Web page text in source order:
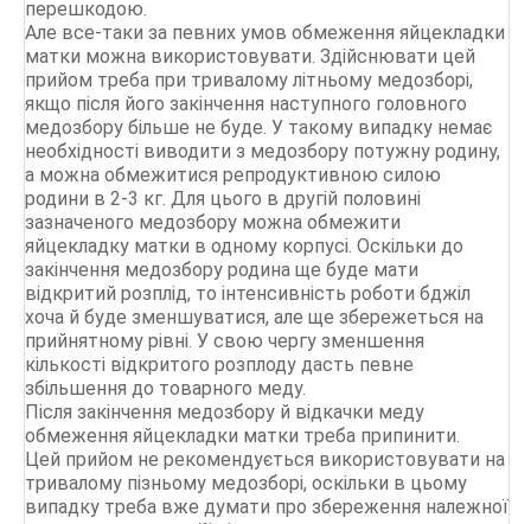
перешкодою.
Але все-таки за певних умов обмеження яйцекладки
матки можна використовувати. Здійснювати цей
прийом треба при тривалому літньому медозборі,
якщо після його закінчення наступного головного
медозбору більше не буде. У такому випадку немає
необхідності виводити з медозбору потужну родину,
а можна обмежитися репродуктивною силою
родини в 2-3 кг. Для цього в другій половині
зазначеного медозбору можна обмежити
яйцекладку матки в одному корпусі. Оскільки до
закінчення медозбору родина ще буде мати
відкритий розплід, то інтенсивність роботи бджіл
хоча й буде зменшуватися, але ще збережеться на
прийнятному рівні. У свою чергу зменшення
кількості відкритого розплоду дасть певне
збільшення до товарного меду.
Після закінчення медозбору й відкачки меду
обмеження яйцекладки матки треба припинити.
Цей прийом не рекомендується використовувати на
тривалому пізньому медозборі, оскільки в цьому
випадку треба вже думати про збереження належної